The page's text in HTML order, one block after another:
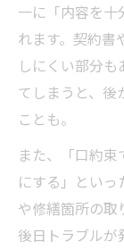
一に「内容を十
れます。契約書
しにくい部分
てしまうと、後
ことも。
また、「口約
にする」とい
や修繕箇所の取
後日トラブルが